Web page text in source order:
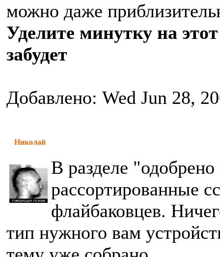
можно даже
Уделите минутку на
забудет
Добавлено: Wed Jun 28,
Николай
В разделе
рассортированные
флайбаковцев.
тип нужного вам